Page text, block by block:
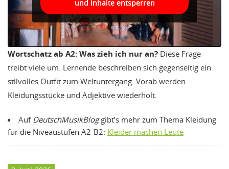
und Inhalte entsperren
Wortschatz ab A2:Was zieh ich nur an? Diese Frage
treibt viele um. Lernende beschreiben sich gegenseitig ein
stilvolles Outfit zum Weltuntergang. Vorab werden
Kleidungsstücke und Adjektive wiederholt.
Auf DeutschMusikBloggibt’s mehr zum Thema Kleidung
für die Niveaustufen A2-B2: Kleider machen Leute